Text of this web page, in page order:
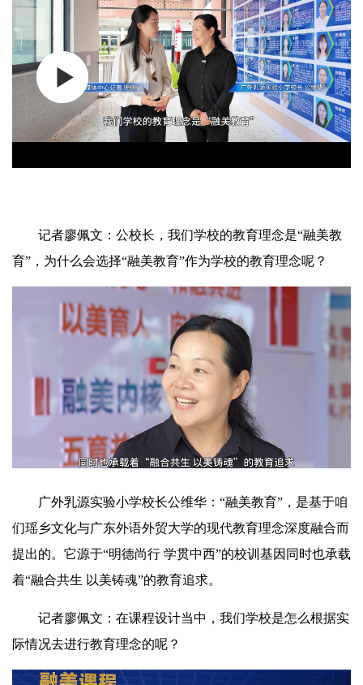
记者廖佩文：公校长，我们学校的教育理念是“融美教
育”，为什么会选择“融美教育”作为学校的教育理念呢？
广外乳源实验小学校长公维华：“融美教育”，是基于咱
们瑶乡文化与广东外语外贸大学的现代教育理念深度融合而
提出的。它源于“明德尚行 学贯中西”的校训基因同时也承载
着“融合共生 以美铸魂”的教育追求。
记者廖佩文：在课程设计当中，我们学校是怎么根据实
际情况去进行教育理念的呢？